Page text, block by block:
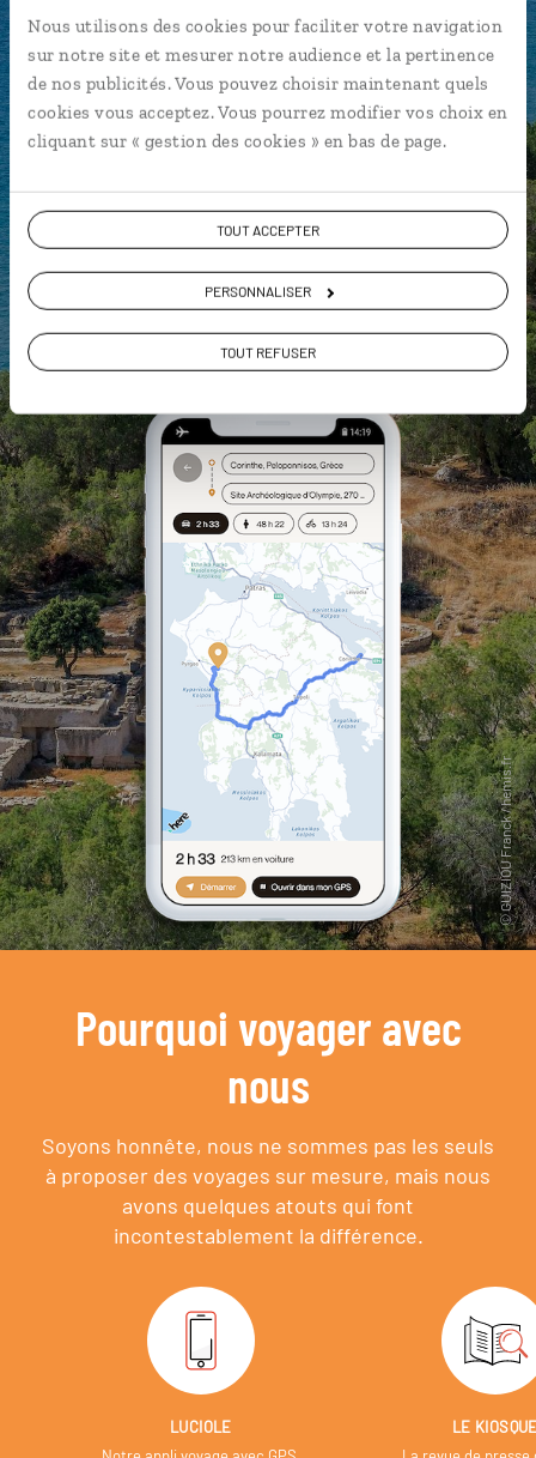
Nous utilisons des cookies pour faciliter votre navigation
sur notre site et mesurer notre audience et la pertinence
de nos publicités. Vous pouvez choisir maintenant quels
cookies vous acceptez. Vous pourrez modifier vos choix en
cliquant sur « gestion des cookies » en bas de page.
TOUT ACCEPTER
PERSONNALISER
TOUT REFUSER
L’itinéraire vers votre pension
en 1
clic
Notre sélection de tavernes
Les plus beaux sites
archéologiques géolocalisés
L'album souvenirs à composer
vous-même
DÉCOUVRIR LUCIOLE
Pourquoi voyager avec
nous
Soyons honnête, nous ne sommes pas les seuls
à proposer des voyages sur mesure, mais nous
avons quelques atouts qui font
incontestablement la différence.
LUCIOLE
LE